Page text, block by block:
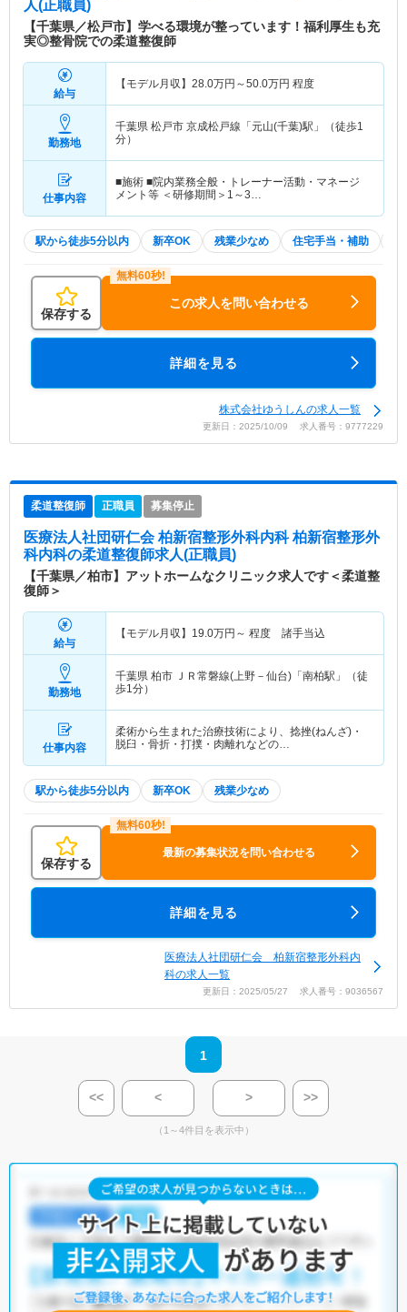
人(正職員)
【千葉県／松戸市】学べる環境が整っています！福利厚生も充
実◎整骨院での柔道整復師
給与
【モデル月収】 28.0万円～50.0万円 程度
勤務地
千葉県 松戸市 京成松戸線「元山(千葉)駅」（徒歩1
分）
仕事内容
■施術 ■院内業務全般・トレーナー活動・マネージ
メント等 ＜研修期間＞1～3…
駅から徒歩5分以内 新卒OK 残業少なめ 住宅手当・補助
保存する
この求人を問い合わせる
詳細を見る
株式会社ゆうしんの求人一覧
更新日：2025/10/09 求人番号：9777229
柔道整復師 正職員 募集停止
医療法人社団研仁会 柏新宿整形外科内科 柏新宿整形外
科内科の柔道整復師求人(正職員)
【千葉県／柏市】アットホームなクリニック求人です＜柔道整
復師＞
給与
【モデル月収】 19.0万円～ 程度 諸手当込
勤務地
千葉県 柏市 ＪＲ常磐線(上野－仙台)「南柏駅」（徒
歩1分）
仕事内容
柔術から生まれた治療技術により、捻挫(ねんざ)・
脱臼・骨折・打撲・肉離れなどの…
駅から徒歩5分以内 新卒OK 残業少なめ
保存する
最新の募集状況を問い合わせる
詳細を見る
医療法人社団研仁会 柏新宿整形外科内
科の求人一覧
更新日：2025/05/27 求人番号：9036567
1
<< < > >>
（1～4件目を表示中）